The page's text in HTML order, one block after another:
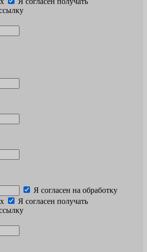
Я согласен на обработку
Я согласен получать